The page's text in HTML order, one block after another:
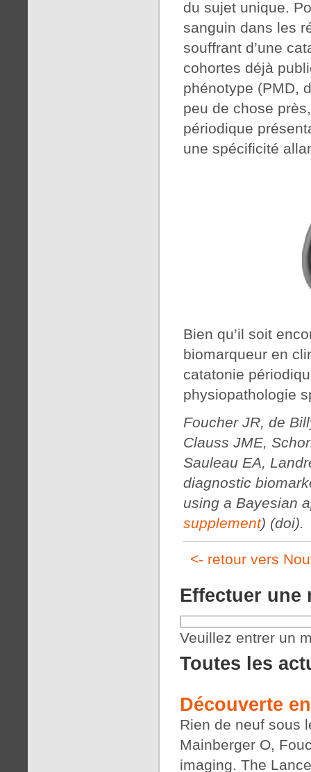
du sujet unique.
sanguin dans les
souffrant d’une
cohortes déjà
phénotype (PMD,
peu de chose
périodique
une spécificité
Bien qu’il soit
biomarqueur en
catatonie
physiopathologie
Foucher JR, de
Clauss JME,
Sauleau EA,
diagnostic
using a Bayesian
supplement) (doi).
<- retour vers
Effectuer une
Veuillez entrer un
Toutes les
Découverte
Rien de neuf sous
Mainberger O,
imaging. The